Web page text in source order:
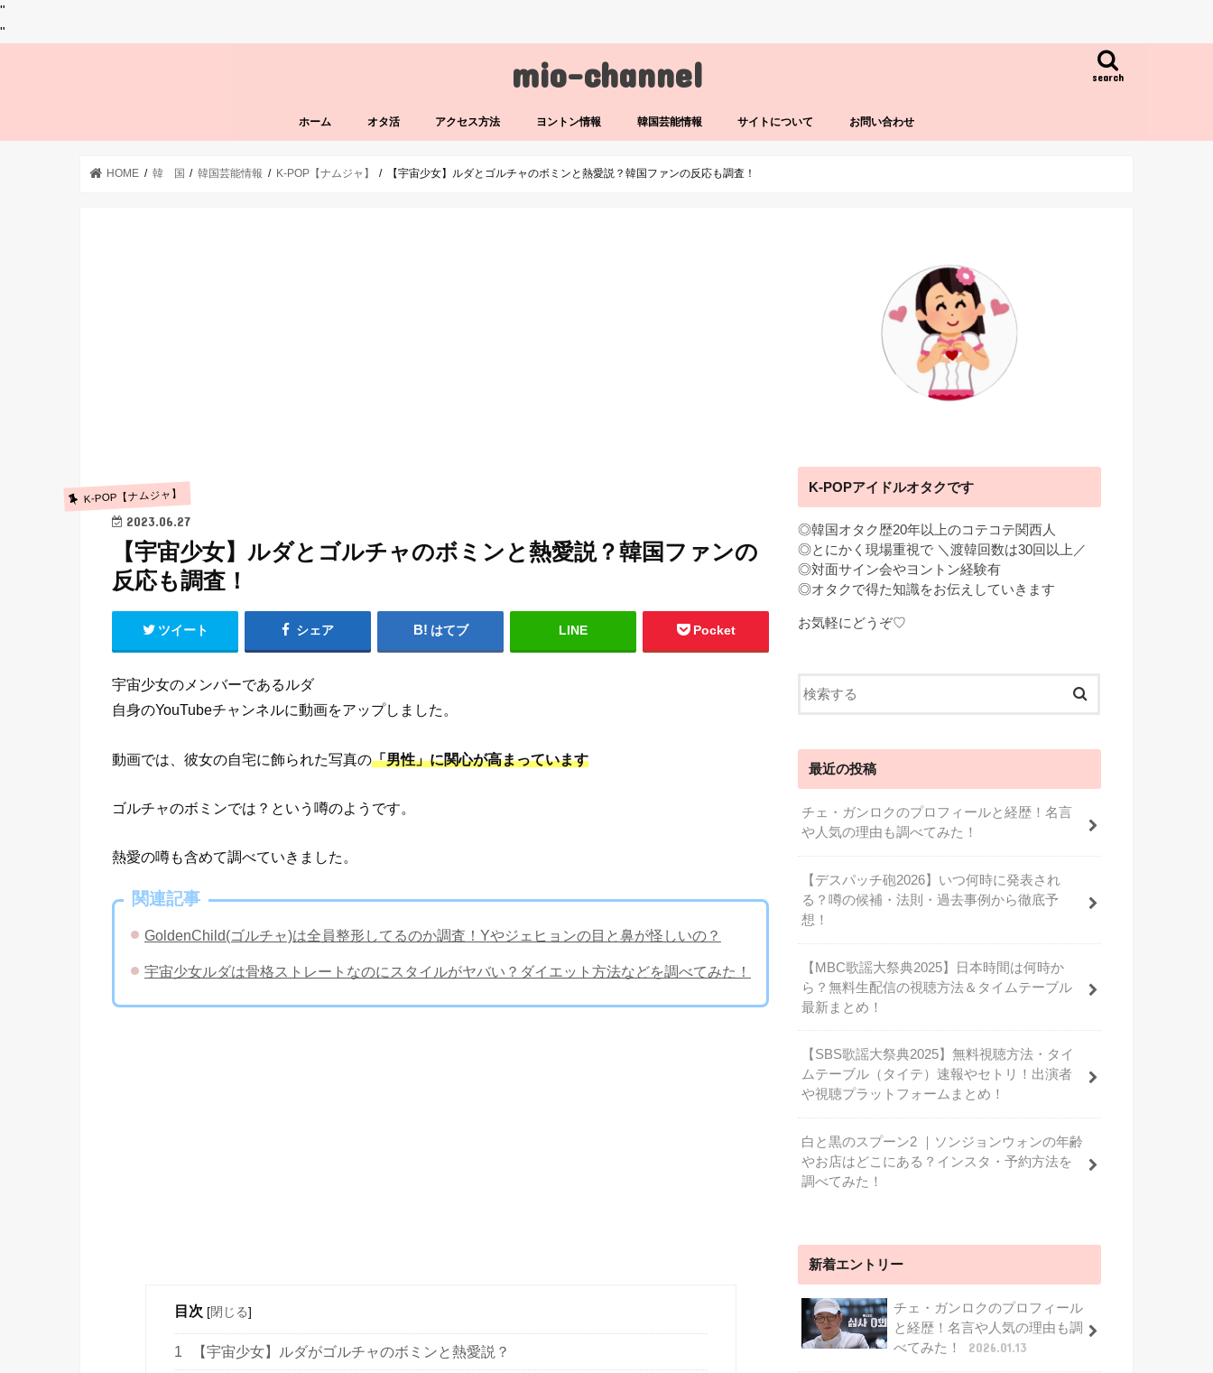
"
"
mio-channel search
ホーム オタ活 アクセス方法 ヨントン情報 韓国芸能情報 サイトについて お問い合わせ
HOME 韓 国 韓国芸能情報 K-POP【ナムジャ】 【宇宙少女】ルダとゴルチャのボミンと熱愛説？韓国ファンの反応も調査！
K-POP【ナムジャ】
2023.06.27
【宇宙少女】ルダとゴルチャのボミンと熱愛説？韓国ファンの
反応も調査！
ツイート シェア はてブ LINE Pocket
宇宙少女のメンバーであるルダ
自身のYouTubeチャンネルに動画をアップしました。
動画では、彼女の自宅に飾られた写真の「男性」に関心が高まっています
ゴルチャのボミンでは？という噂のようです。
熱愛の噂も含めて調べていきました。
関連記事
GoldenChild(ゴルチャ)は全員整形してるのか調査！Yやジェヒョンの目と鼻が怪しいの？
宇宙少女ルダは骨格ストレートなのにスタイルがヤバい？ダイエット方法などを調べてみた！
目次 [閉じる]
1 【宇宙少女】ルダがゴルチャのボミンと熱愛説？
K-POPアイドルオタクです
◎韓国オタク歴20年以上のコテコテ関西人
◎とにかく現場重視で ＼渡韓回数は30回以上／
◎対面サイン会やヨントン経験有
◎オタクで得た知識をお伝えしていきます
お気軽にどうぞ♡
最近の投稿
チェ・ガンロクのプロフィールと経歴！名言
や人気の理由も調べてみた！
【デスパッチ砲2026】いつ何時に発表され
る？噂の候補・法則・過去事例から徹底予
想！
【MBC歌謡大祭典2025】日本時間は何時か
ら？無料生配信の視聴方法＆タイムテーブル
最新まとめ！
【SBS歌謡大祭典2025】無料視聴方法・タイ
ムテーブル（タイテ）速報やセトリ！出演者
や視聴プラットフォームまとめ！
白と黒のスプーン2 ｜ソンジョンウォンの年齢
やお店はどこにある？インスタ・予約方法を
調べてみた！
新着エントリー
チェ・ガンロクのプロフィール
と経歴！名言や人気の理由も調
べてみた！
2026.01.13